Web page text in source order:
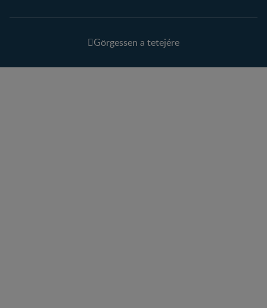
Görgessen a tetejére